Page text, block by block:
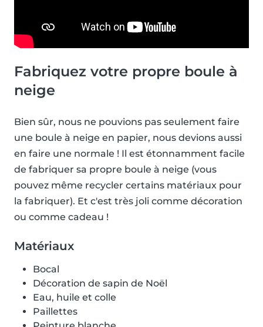
Fabriquez votre propre boule à
neige
Bien sûr, nous ne pouvions pas seulement faire
une boule à neige en papier, nous devions aussi
en faire une normale ! Il est étonnamment facile
de fabriquer sa propre boule à neige (vous
pouvez même recycler certains matériaux pour
la fabriquer). Et c'est très joli comme décoration
ou comme cadeau !
Matériaux
Bocal
Décoration de sapin de Noël
Eau, huile et colle
Paillettes